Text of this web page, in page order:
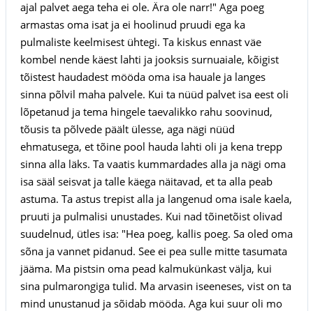
ajal palvet aega teha ei ole. Ära ole narr!" Aga poeg
armastas oma isat ja ei hoolinud pruudi ega ka
pulmaliste keelmisest ühtegi. Ta kiskus ennast väe
kombel nende käest lahti ja jooksis surnuaiale, kõigist
tõistest haudadest mööda oma isa hauale ja langes
sinna põlvil maha palvele. Kui ta nüüd palvet isa eest oli
lõpetanud ja tema hingele taevalikko rahu soovinud,
tõusis ta põlvede päält ülesse, aga nägi nüüd
ehmatusega, et tõine pool hauda lahti oli ja kena trepp
sinna alla läks. Ta vaatis kummardades alla ja nägi oma
isa sääl seisvat ja talle käega näitavad, et ta alla peab
astuma. Ta astus trepist alla ja langenud oma isale kaela,
pruuti ja pulmalisi unustades. Kui nad tõinetõist olivad
suudelnud, ütles isa: "Hea poeg, kallis poeg. Sa oled oma
sõna ja vannet pidanud. See ei pea sulle mitte tasumata
jääma. Ma pistsin oma pead kalmukünkast välja, kui
sina pulmarongiga tulid. Ma arvasin iseeneses, vist on ta
mind unustanud ja sõidab mööda. Aga kui suur oli mo